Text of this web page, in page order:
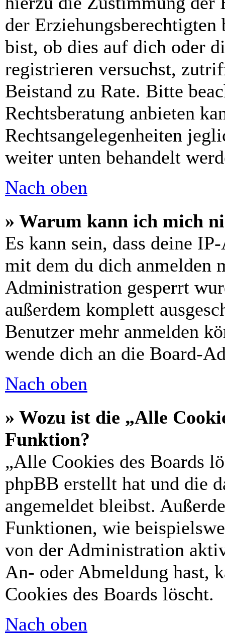
der
bist, ob dies auf dich oder
registrieren versuchst,
Beistand zu Rate. Bitte
Rechtsberatung anbieten
Rechtsangelegenheiten
weiter unten behandelt
Nach oben
» Warum kann ich mich
Es kann sein, dass deine
mit dem du dich anmelden
Administration gesperrt
außerdem komplett
Benutzer mehr anmelden
wende dich an die Board-
Nach oben
» Wozu ist die „Alle
Funktion?
„Alle Cookies des Boards
phpBB erstellt hat und die
angemeldet bleibst.
Funktionen, wie
von der Administration
An- oder Abmeldung hast,
Cookies des Boards löscht.
Nach oben